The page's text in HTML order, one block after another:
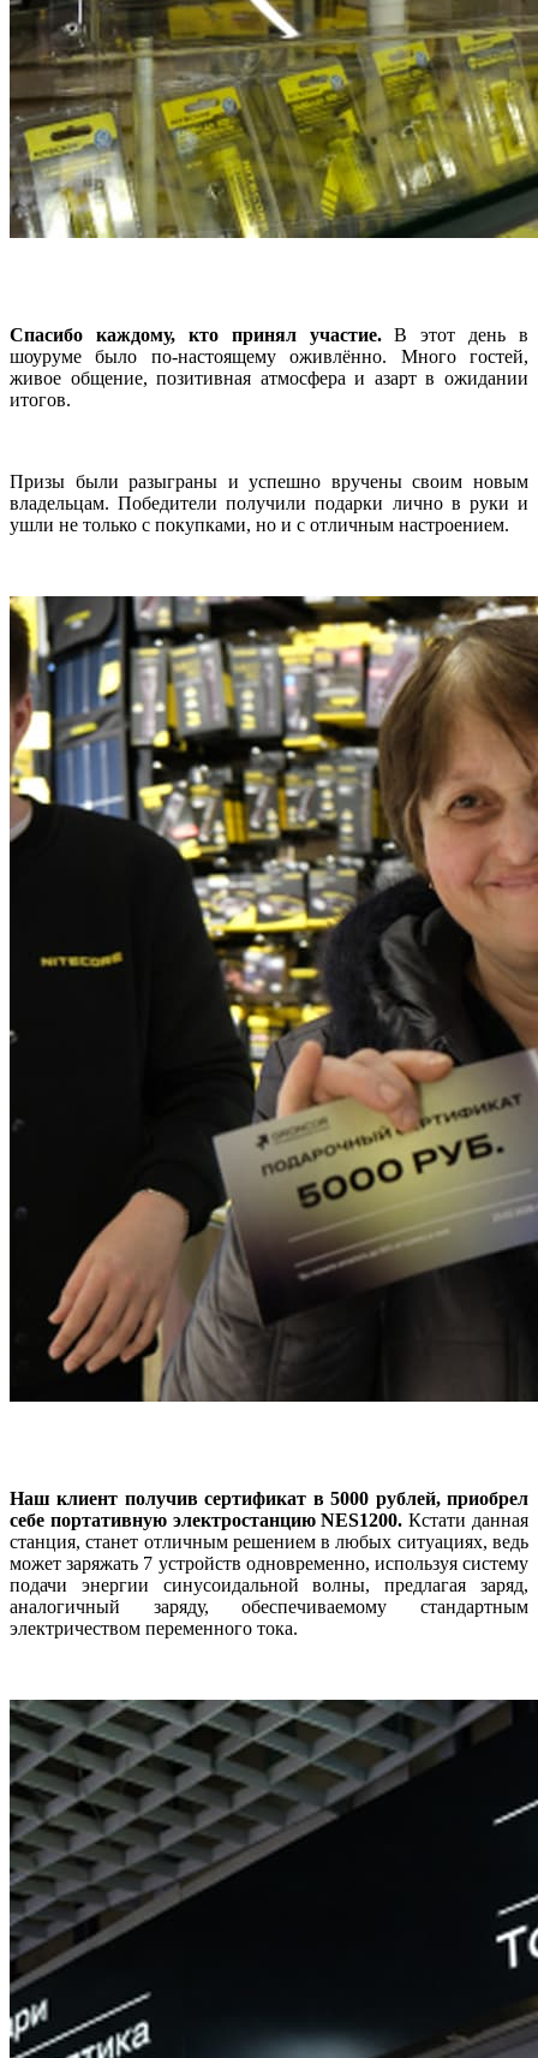
Спасибо каждому, кто принял участие.В этот день в
шоуруме было по-настоящему оживлённо. Много гостей,
живое общение, позитивная атмосфера и азарт в ожидании
итогов.
Призы были разыграны и успешно вручены своим новым
владельцам. Победители получили подарки лично в руки и
ушли не только с покупками, но и с отличным настроением.
Наш клиент получив сертификат в 5000 рублей, приобрел
себе портативную электростанцию NES1200. Кстати данная
станция, станет отличным решением в любых ситуациях, ведь
может заряжать 7 устройств одновременно, используя систему
подачи энергии синусоидальной волны, предлагая заряд,
аналогичный заряду, обеспечиваемому стандартным
электричеством переменного тока.